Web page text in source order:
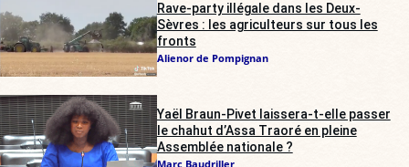
Rave-party illégale dans les Deux-
Sèvres : les agriculteurs sur tous les
fronts
Alienor de Pompignan
Yaël Braun-Pivet laissera-t-elle passer
le chahut d’Assa Traoré en pleine
Assemblée nationale ?
Marc Baudriller